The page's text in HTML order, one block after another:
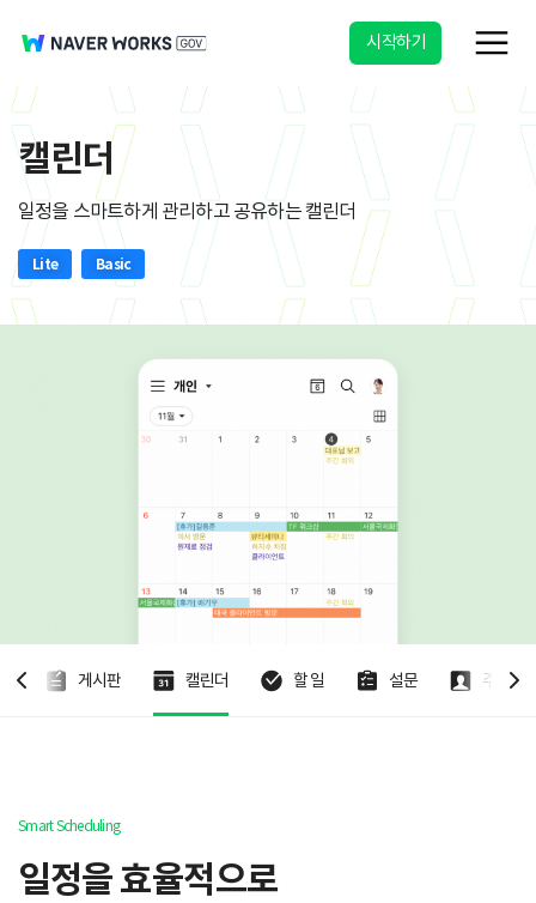
시작하기
캘린더
일정을 스마트하게 관리하고 공유하는 캘린더
Lite Basic
게시판 캘린더 할 일 설문 주소록
Smart Scheduling
일정을 효율적으로